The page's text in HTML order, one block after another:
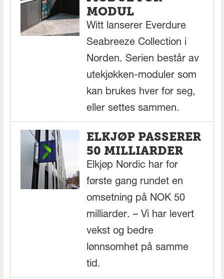
MODUL
Witt lanserer Everdure
Seabreeze Collection i
Norden. Serien består av
utekjøkken-moduler som
kan brukes hver for seg,
eller settes sammen.
ELKJØP PASSERER
50 MILLIARDER
Elkjøp Nordic har for
første gang rundet en
omsetning på NOK 50
milliarder. – Vi har levert
vekst og bedre
lønnsomhet på samme
tid.